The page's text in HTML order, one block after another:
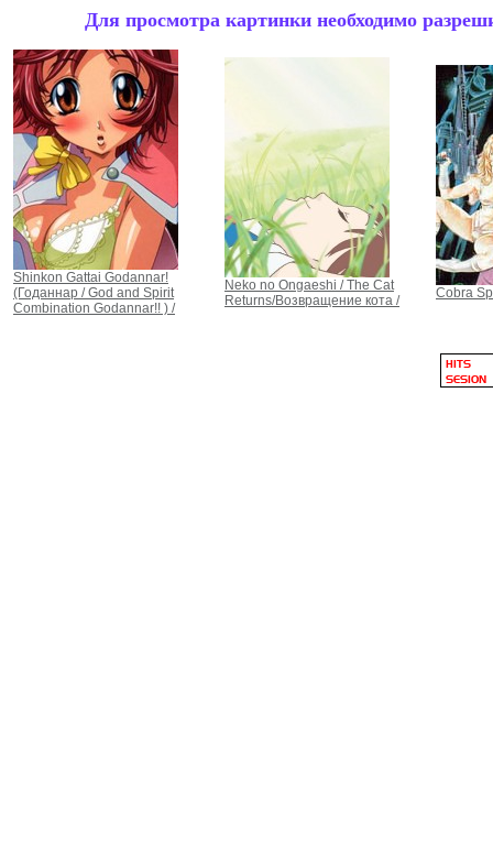
Для просмотра картинки необходимо
Shinkon Gattai Godannar!
(Годаннар / God and Spirit
Combination Godannar!! ) /
Neko no Ongaeshi / The Cat
Returns/Возвращение кота /
Cobra